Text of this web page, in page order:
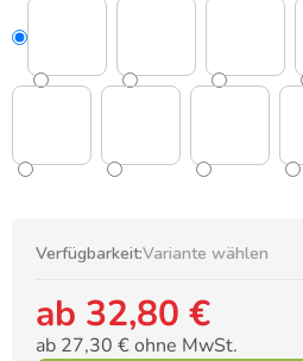
Verfügbarkeit:Variante wählen
ab 32,80 €
ab 27,30 €ohne MwSt.